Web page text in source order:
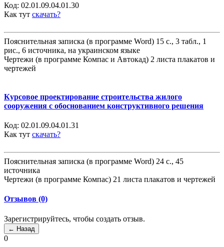
Код: 02.01.09.04.01.30
Как тут скачать?
Пояснительная записка (в программе Word) 15 с., 3 табл., 1
рис., 6 источника, на украинском языке
Чертежи (в программе Компас и Автокад) 2 листа плакатов и
чертежей
Курсовое проектирование строительства жилого
сооружения с обоснованием конструктивного решения
Код: 02.01.09.04.01.31
Как тут скачать?
Пояснительная записка (в программе Word) 24 с., 45
источника
Чертежи (в программе Компас) 21 листа плакатов и чертежей
Отзывов (0)
Зарегистрируйтесь, чтобы создать отзыв.
0